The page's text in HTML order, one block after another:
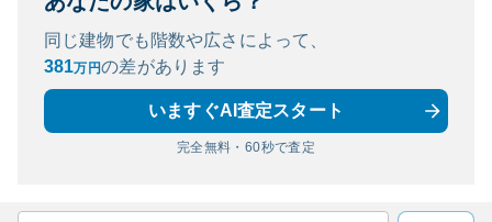
同じ建物でも階数や広さによって、
381万円の差があります
いますぐAI査定スタート
完全無料・60秒で査定